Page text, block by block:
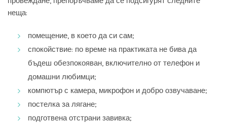
неща:
помещение, в което да си сам;
спокойствие: по време на практиката не бива да
бъдеш обезпокояван, включително от телефон и
домашни любимци;
компютър с камера, микрофон и добро озвучаване;
постелка за лягане;
подготвена отстрани завивка;